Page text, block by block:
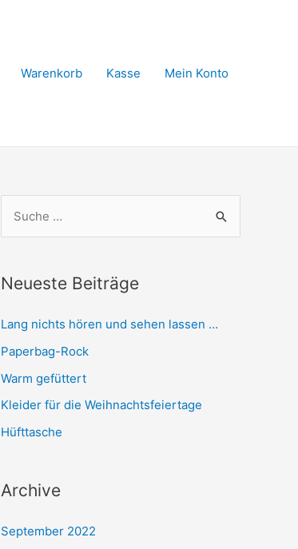
Warenkorb Kasse Mein Konto
h
n
n
a
c
Neueste Beiträge
Lang nichts hören und sehen lassen …
Paperbag-Rock
Warm gefüttert
Kleider für die Weihnachtsfeiertage
Hüfttasche
Archive
September 2022